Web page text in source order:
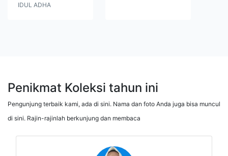
IDUL ADHA
Penikmat Koleksi tahun ini
Pengunjung terbaik kami, ada di sini. Nama dan foto Anda juga bisa muncul
di sini. Rajin-rajinlah berkunjung dan membaca